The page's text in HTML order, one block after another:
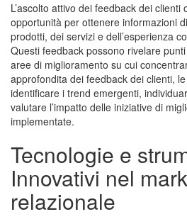
L’ascolto attivo dei feedback dei clienti
opportunità per ottenere informazioni
prodotti, dei servizi e dell’esperienza
Questi feedback possono rivelare
aree di miglioramento su cui
approfondita dei feedback dei clienti,
identificare i trend emergenti,
valutare l’impatto delle iniziative di
implementate.
Tecnologie e
Innovativi nel
relazionale